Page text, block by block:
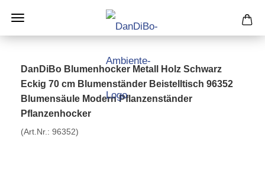
DanDiBo Blumenhocker Metall Holz Schwarz
Eckig 70 cm Blumenständer Beistelltisch 96352
Blumensäule Modern Pflanzenständer
Pflanzenhocker
(Art.Nr.: 96352)